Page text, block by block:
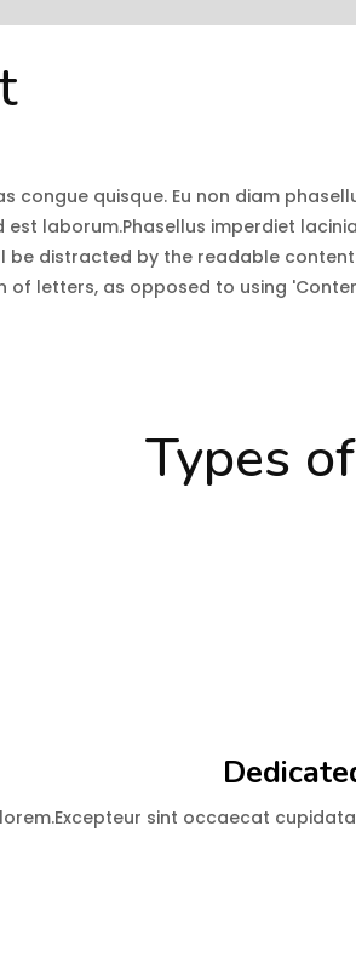
congue quisque. Eu non diam
laborum.Phasellus imperdiet
distracted by the readable
letters, as opposed to using
Types
sint occaecat